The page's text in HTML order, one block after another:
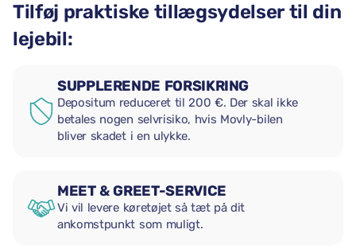
Tilføj praktiske tillægsydelser til din
lejebil:
SUPPLERENDE FORSIKRING
Depositum reduceret til 200 €. Der skal ikke
betales nogen selvrisiko, hvis Movly-bilen
bliver skadet i en ulykke.
MEET & GREET-SERVICE
Vi vil levere køretøjet så tæt på dit
ankomstpunkt som muligt.